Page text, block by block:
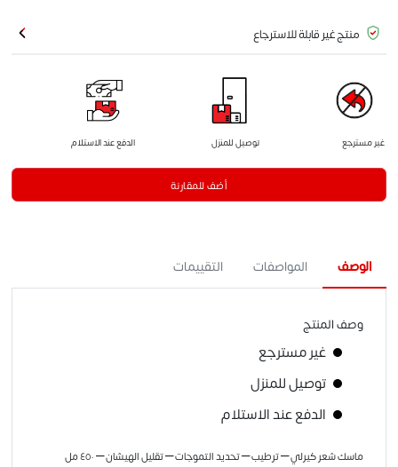
منتج غير قابلة للاسترجاع
غير مسترجع توصيل للمنزل الدفع عند الاستلام
أضف للمقارنة
الوصف المواصفات التقييمات
وصف المنتج
غير مسترجع
توصيل للمنزل
الدفع عند الاستلام
ماسك شعر كيرلي – ترطيب – تحديد التموجات – تقليل الهيشان – ٤٥٠ مل